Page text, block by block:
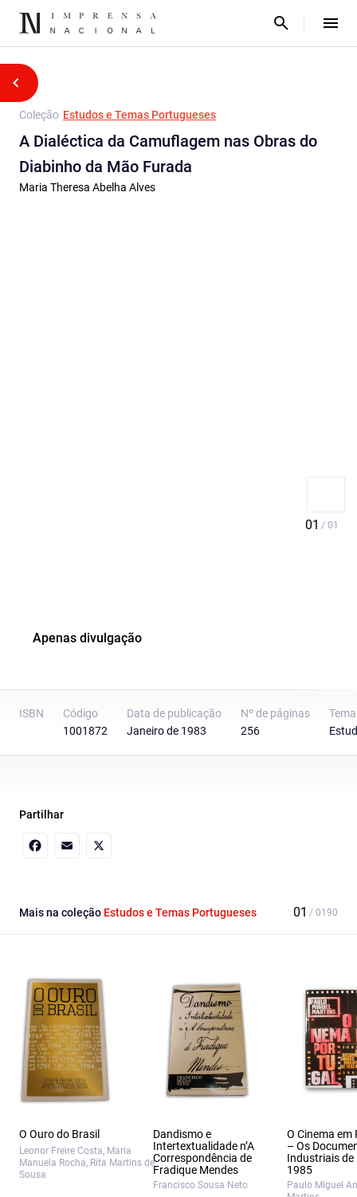
Coleção Estudos e Temas Portugueses
A Dialéctica da Camuflagem nas Obras do
Diabinho da Mão Furada
Maria Theresa Abelha Alves
Apenas divulgação
ISBN
Código
1001872
Data de publicação
Janeiro de 1983
Nº de páginas
256
Tema
Partilhar
Mais na coleção Estudos e Temas Portugueses
O Ouro do Brasil
Leonor Freire Costa, Maria
Manuela Rocha, Rita Martins de
Sousa
Dandismo e
Intertextualidade n’A
Correspondência de
Fradique Mendes
Francisco Sousa Neto
O Cinema em
– Os
Industriais de
1985
Paulo Miguel